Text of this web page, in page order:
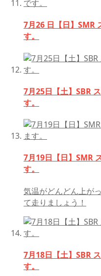
7月26 日【日】SMR
す。
7月25日【土】SBR
す。
7月19日【日】SMR
す。
気温がどんどん上が
て走りましょう！
7月18日【土】SBR
す。